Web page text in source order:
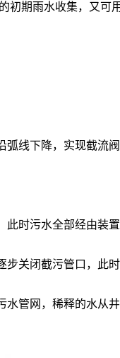
期雨水收集，又可
线下降，实现截流
时污水全部经由装置
闭截污管口，此时
管网，稀释的水从井